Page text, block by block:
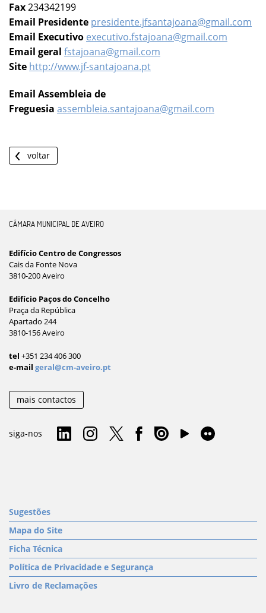
Fax234342199
Email Presidente presidente.jfsantajoana@gmail.com
Email Executivo executivo.fstajoana@gmail.com
Email geral fstajoana@gmail.com
Site http://www.jf-santajoana.pt
Email Assembleia de
Freguesia assembleia.santajoana@gmail.com
voltar
CÂMARA MUNICIPAL DE AVEIRO
Edifício Centro de Congressos
Cais da Fonte Nova
3810-200 Aveiro
Edifício Paços do Concelho
Praça da República
Apartado 244
3810-156 Aveiro
tel +351 234 406 300
e-mail geral@cm-aveiro.pt
mais contactos
siga-nos
Sugestões
Mapa do Site
Ficha Técnica
Política de Privacidade e Segurança
Livro de Reclamações